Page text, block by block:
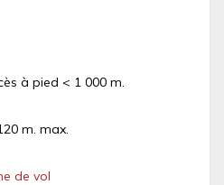
à pied < 1 000 m.
m. max.
de vol